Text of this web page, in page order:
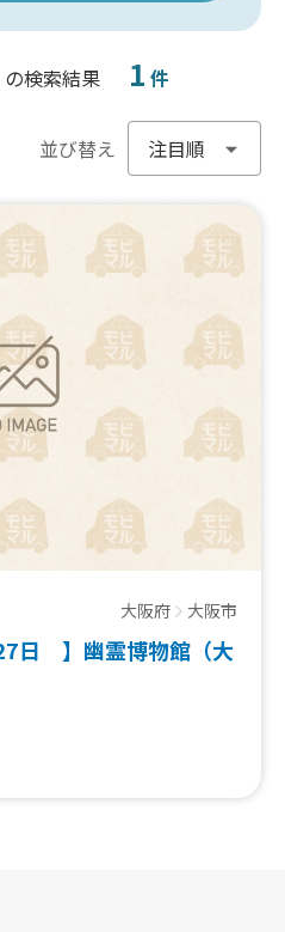
の検索結果 1 件
並び替え
大阪府 大阪市
日 】幽霊博物館（大